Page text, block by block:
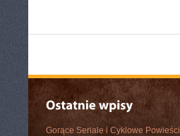
Gorące Seriale i Cyklowe Powieści